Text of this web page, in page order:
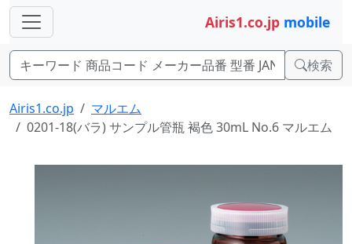
Airis1.co.jp mobile
検索
Airis1.co.jp
マルエム
0201-18(バラ) サンプル管瓶 褐色 30mL No.6 マルエム